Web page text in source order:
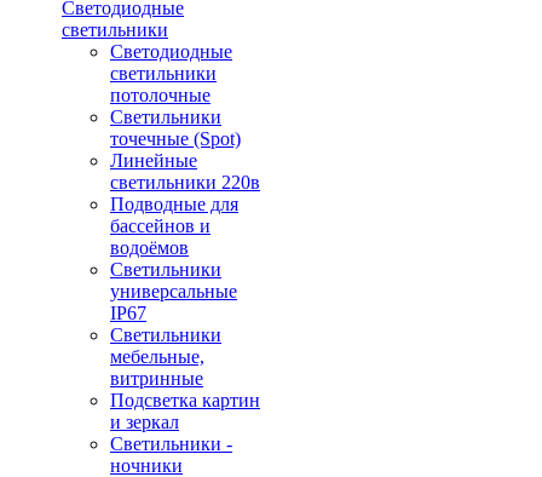
Светодиодные
светильники
Светодиодные
светильники
потолочные
Светильники
точечные (Spot)
Линейные
светильники 220в
Подводные для
бассейнов и
водоёмов
Светильники
универсальные
IP67
Светильники
мебельные,
витринные
Подсветка картин
и зеркал
Светильники -
ночники